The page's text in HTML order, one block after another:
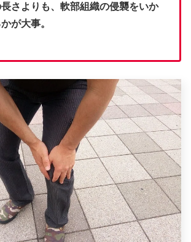
さよりも、軟部組織の侵襲をいか
が大事。